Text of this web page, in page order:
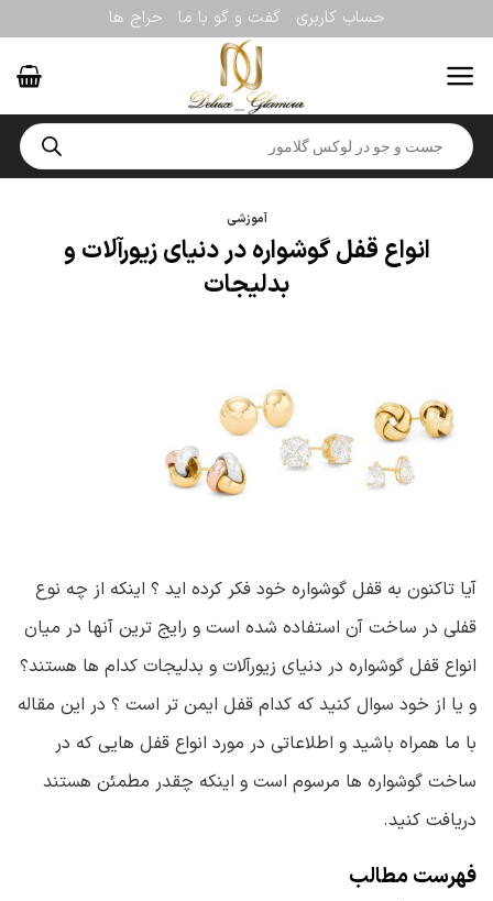
to
content
حساب کاربری گفت و گو با ما حراج ها
Products
search
آموزشی
انواع قفل گوشواره در دنیای زیورآلات و
بدلیجات
آیا تاکنون به قفل گوشواره خود فکر کرده اید ؟ اینکه از چه نوع
قفلی در ساخت آن استفاده شده است و رایج ترین آنها در میان
انواع قفل گوشواره در دنیای زیورآلات و بدلیجات کدام ها هستند؟
و یا از خود سوال کنید که کدام قفل ایمن تر است ؟ در این مقاله
با ما همراه باشید و اطلاعاتی در مورد انواع قفل هایی که در
ساخت گوشواره ها مرسوم است و اینکه چقدر مطمئن هستند
دریافت کنید.
فهرست مطالب